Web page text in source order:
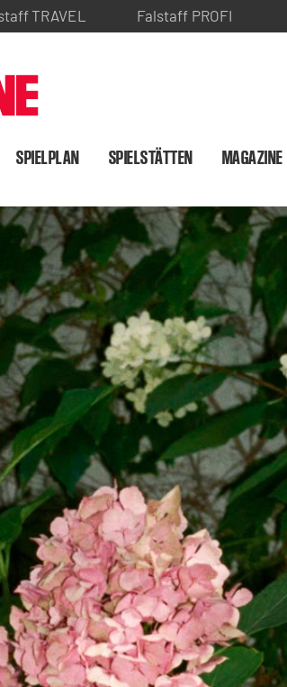
TRAVEL Falstaff PROFI
SPIELPLAN SPIELSTÄTTEN MAGAZINE